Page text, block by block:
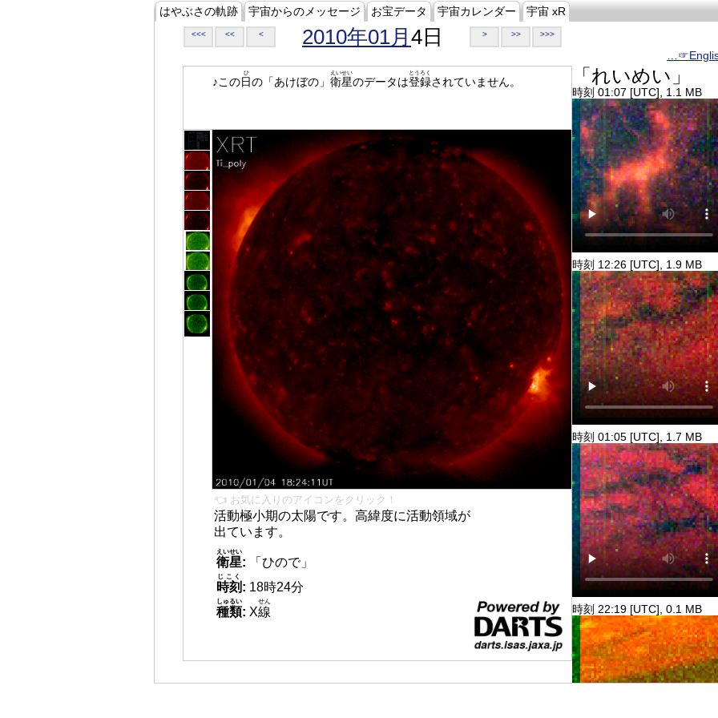
はやぶさの軌跡 宇宙からのメッセージ お宝データ 宇宙カレンダー 宇宙 xR
<<< << < 2010年01月 4日 > >> >>>
♪この日
ひ
の「あけぼの」 衛星
えいせい
のデータは登録
とうろく
されていません。
👈 お気に入りのアイコンをクリック！
活動極小期の太陽です。高緯度に活動領域が
出ています。
衛星
えいせい
:
「ひので」
時刻
じこく
: 18時24分
種類
しゅるい
: X線
せん
「れいめい」
時刻 01:07 [UTC], 1.1 MB
時刻 12:26 [UTC], 1.9 MB
時刻 01:05 [UTC], 1.7 MB
時刻 22:19 [UTC], 0.1 MB